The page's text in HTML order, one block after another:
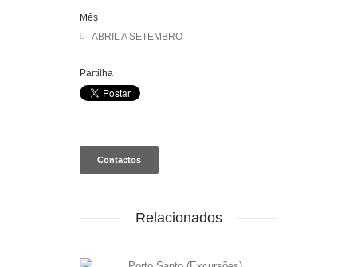
Mês
ABRIL A SETEMBRO
Partilha
Contactos
Relacionados